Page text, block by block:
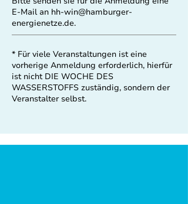
E-Mail an hh-win@hamburger-
energienetze.de.
* Für viele Veranstaltungen ist eine
vorherige Anmeldung erforderlich, hierfür
ist nicht DIE WOCHE DES
WASSERSTOFFS zuständig, sondern der
Veranstalter selbst.